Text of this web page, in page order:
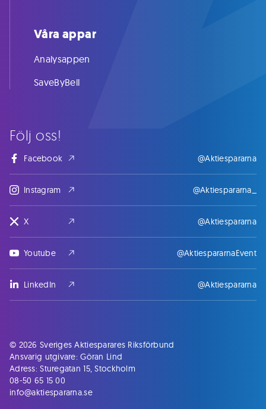
Följ oss!
Facebook @Aktiespararna
Instagram @Aktiespararna_
X @Aktiespararna
Youtube @AktiespararnaEvent
LinkedIn @Aktiespararna
Våra appar
Analysappen
SaveByBell
© 2026 Sveriges Aktiesparares Riksförbund
Ansvarig utgivare: Göran Lind
Adress: Sturegatan 15, Stockholm
08-50 65 15 00
info@aktiespararna.se